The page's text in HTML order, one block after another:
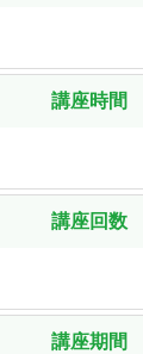
講座時間
講座回数
講座期間